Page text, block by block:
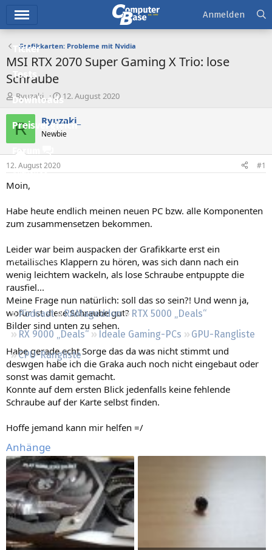
Ticker
Tests
Downloads
Preisvergleich
Forum
Aktuelles
Neue Beiträge
Leserartikel
Regeln
Podcast RAMageddon
RTX 5000 „Deals“
RX 9000 „Deals“
Ideale Gaming-PCs
GPU-Rangliste
CPU-Rangliste
Anmelden
Grafikkarten: Probleme mit Nvidia
MSI RTX 2070 Super Gaming X Trio: lose
Schraube
E
r
s
t
e
r
Ryuzaki_
E
r
s
e
t
12. August 2020
R Ryuzaki_
Newbie
12. August 2020 #1
Moin,
Habe heute endlich meinen neuen PC bzw. alle Komponenten
zum zusammensetzen bekommen.
Leider war beim auspacken der Grafikkarte erst ein
metallisches Klappern zu hören, was sich dann nach ein
wenig leichtem wackeln, als lose Schraube entpuppte die
rausfiel...
Meine Frage nun natürlich: soll das so sein?! Und wenn ja,
wofür ist diese Schraube gut?
Bilder sind unten zu sehen.
Habe gerade echt Sorge das da was nicht stimmt und
deswgen habe ich die Graka auch noch nicht eingebaut oder
sonst was damit gemacht.
Konnte auf dem ersten Blick jedenfalls keine fehlende
Schraube auf der Karte selbst finden.
Hoffe jemand kann mir helfen =/
Anhänge